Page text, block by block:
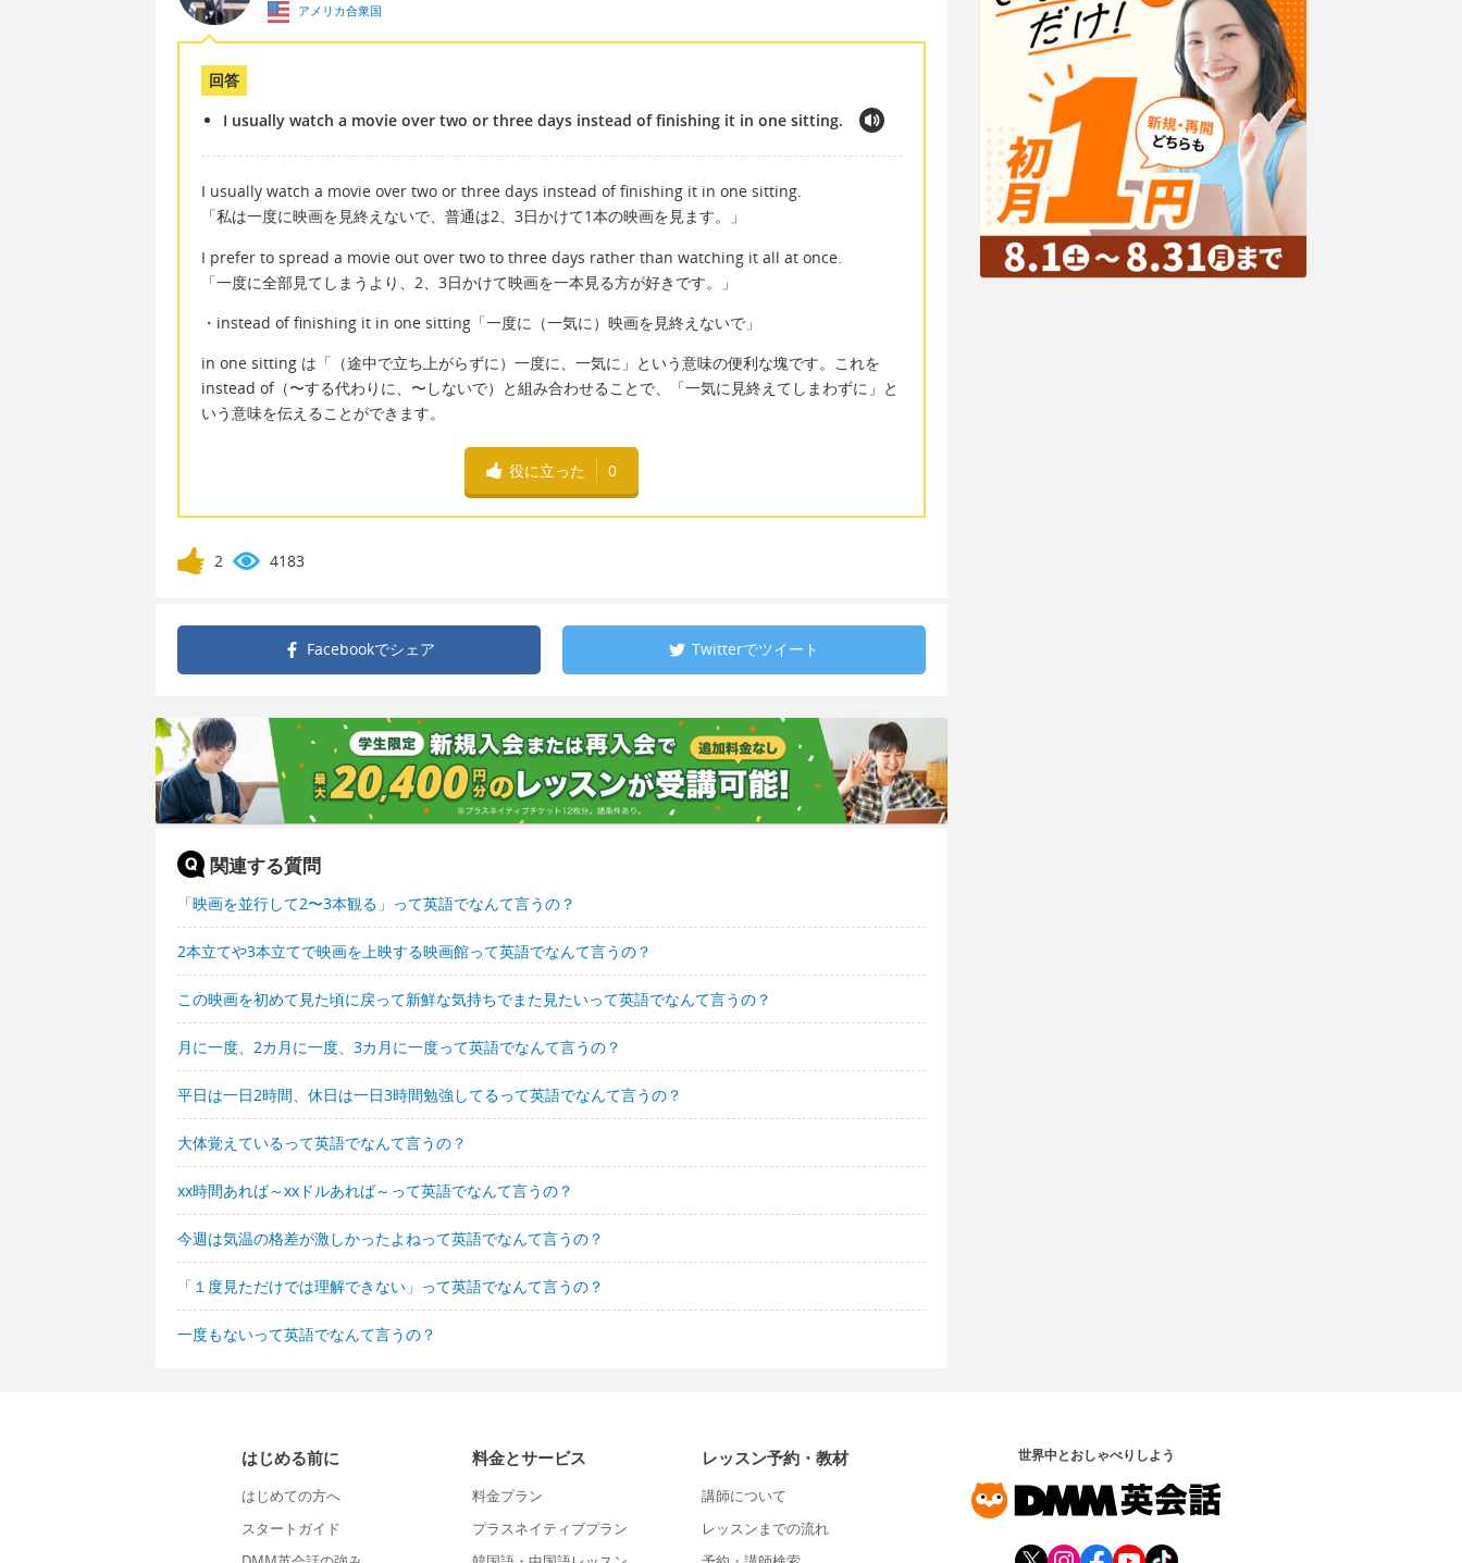
アメリカ合衆国
回答
I usually watch a movie over two or three days instead of finishing it in one sitting.
I usually watch a movie over two or three days instead of finishing it in one sitting.
「私は一度に映画を見終えないで、普通は2、3日かけて1本の映画を見ます。」
I prefer to spread a movie out over two to three days rather than watching it all at once.
「一度に全部見てしまうより、2、3日かけて映画を一本見る方が好きです。」
・instead of finishing it in one sitting「一度に（一気に）映画を見終えないで」
in one sitting は「（途中で立ち上がらずに）一度に、一気に」という意味の便利な塊です。これを
instead of（〜する代わりに、〜しないで）と組み合わせることで、「一気に見終えてしまわずに」と
いう意味を伝えることができます。
役に立った 0
2 4183
Facebookでシェア Twitterでツイート
関連する質問
「映画を並行して2〜3本観る」って英語でなんて言うの？
2本立てや3本立てで映画を上映する映画館って英語でなんて言うの？
この映画を初めて見た頃に戻って新鮮な気持ちでまた見たいって英語でなんて言うの？
月に一度、2カ月に一度、3カ月に一度って英語でなんて言うの？
平日は一日2時間、休日は一日3時間勉強してるって英語でなんて言うの？
大体覚えているって英語でなんて言うの？
xx時間あれば～xxドルあれば～って英語でなんて言うの？
今週は気温の格差が激しかったよねって英語でなんて言うの？
「１度見ただけでは理解できない」って英語でなんて言うの？
一度もないって英語でなんて言うの？
はじめる前に
はじめての方へ
スタートガイド
料金とサービス
料金プラン
プラスネイティブプラン
レッスン予約・教材
講師について
レッスンまでの流れ
世界中とおしゃべりしよう